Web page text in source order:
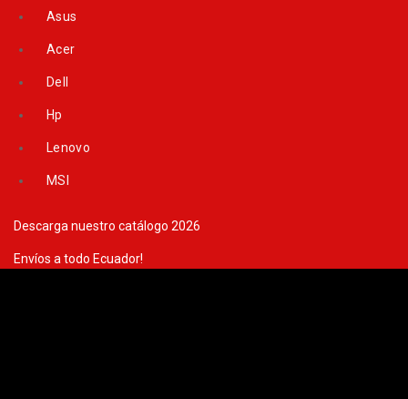
content
Asus
Acer
Dell
Hp
Lenovo
MSI
Descarga nuestro catálogo 2026
Envíos a todo Ecuador!